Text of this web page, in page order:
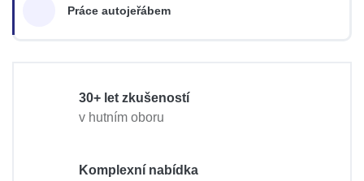
Práce autojeřábem
30+ let zkušeností
v hutním oboru
Komplexní nabídka